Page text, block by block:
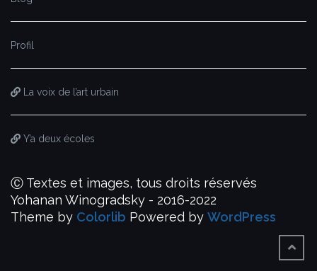
Profil
La voix de l’art urbain
Y’a deux écoles
Ⓒ Textes et images, tous droits réservés
Yohanan Winogradsky - 2016-2022
Theme by Colorlib Powered by WordPress